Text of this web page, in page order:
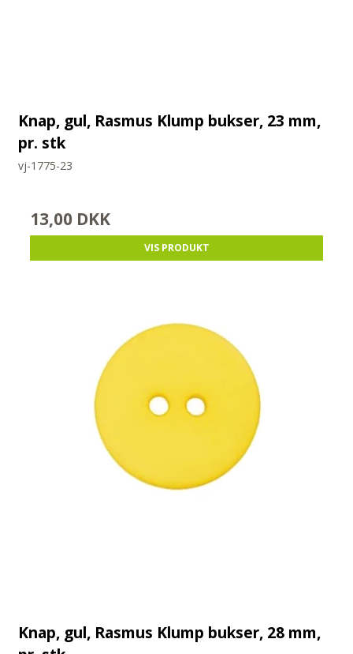
Knap, gul, Rasmus Klump bukser, 23 mm,
pr. stk
vj-1775-23
13,00 DKK
VIS PRODUKT
Knap, gul, Rasmus Klump bukser, 28 mm,